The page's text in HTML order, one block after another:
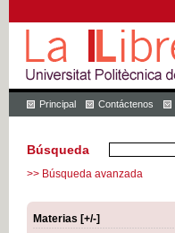
Principal Contáctenos
Búsqueda
>> Búsqueda avanzada
Materias [+/-]